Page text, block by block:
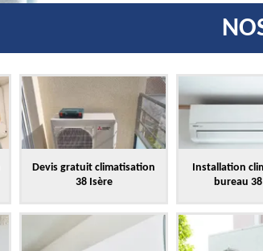
Devis gratuit climatisation
38 Isère
Installation
bureau